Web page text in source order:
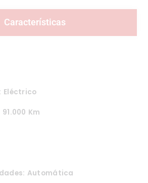
Características
Eléctrico
Km
Automática